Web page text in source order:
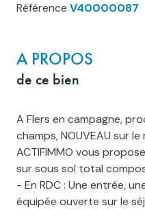
Référence V40000087
A PROPOS
de ce bien
A Flers en campagne,
champs, NOUVEAU sur le
ACTIFIMMO vous
sur sous sol total
- En RDC : Une entrée,
équipée ouverte sur le